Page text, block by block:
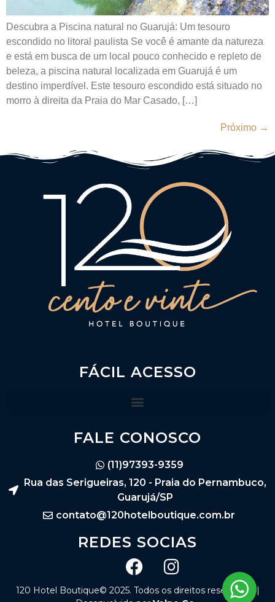
Descubra a Piscina natural no Guarujá: Um tesouro
escondido no litoral paulista Se você é amante da natureza
e está em busca de um local pouco conhecido e repleto de
beleza, a piscina natural localizada em Guarujá é um
destino imperdível. Este tesouro escondido está situado no
morro à direita da Praia do Mar Casado, […]
Próximo →
FÁCIL ACESSO
FALE CONOSCO
(11)97393-9359
Rua das Serigueiras, 120 - Praia do Pernambuco,
Guarujá/SP
contato@120hotelboutique.com.br
REDES SOCIAS
120 Hotel Boutique© 2025. Todos os direitos reservados |